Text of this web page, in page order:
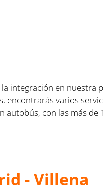
integración en nuestra
encontrarás varios
autobús, con las más
- Villena